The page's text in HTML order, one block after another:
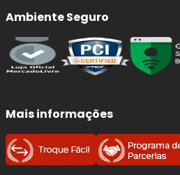
Ambiente Seguro
Mais informações